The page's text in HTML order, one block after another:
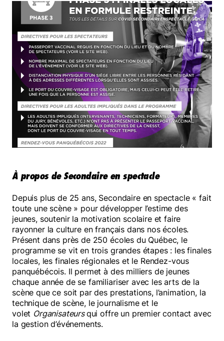
À propos de Secondaire en spectacle
Depuis plus de 25 ans, Secondaire en spectacle « fait
toute une scène » pour développer l’estime des
jeunes, soutenir la motivation scolaire et faire
rayonner la culture en français dans nos écoles.
Présent dans près de 250 écoles du Québec, le
programme se vit en trois grandes étapes : les finales
locales, les finales régionales et le Rendez-vous
panquébécois. Il permet à des milliers de jeunes
chaque année de se familiariser avec les arts de la
scène que ce soit par des prestations, l’animation, la
technique de scène, le journalisme et le
volet Organisateursqui offre un premier contact avec
la gestion d’événements.